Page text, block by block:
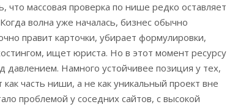
что массовая проверка по нише редко оставляет
волна уже началась, бизнес обычно
правит карточки, убирает формулировки,
ищет юриста. Но в этот момент ресурсу
давлением. Намного устойчивее позиция у тех,
часть ниши, а не как уникальный проект вне
проблемой у соседних сайтов, с высокой